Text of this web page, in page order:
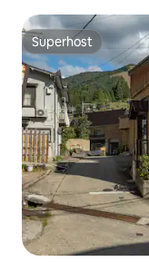
Superhost
Superhost